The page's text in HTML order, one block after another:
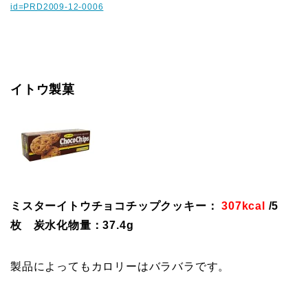
id=PRD2009-12-0006
イトウ製菓
ミスターイトウチョコチップクッキー： 307kcal
/5
枚 炭水化物量：37.4g
製品によってもカロリーはバラバラです。